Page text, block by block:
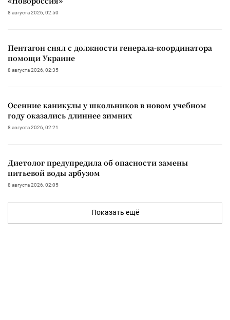
8 августа 2026, 02:50
Пентагон снял с должности генерала-координатора
помощи Украине
8 августа 2026, 02:35
Осенние каникулы у школьников в новом учебном
году оказались длиннее зимних
8 августа 2026, 02:21
Диетолог предупредила об опасности замены
питьевой воды арбузом
8 августа 2026, 02:05
Показать ещё